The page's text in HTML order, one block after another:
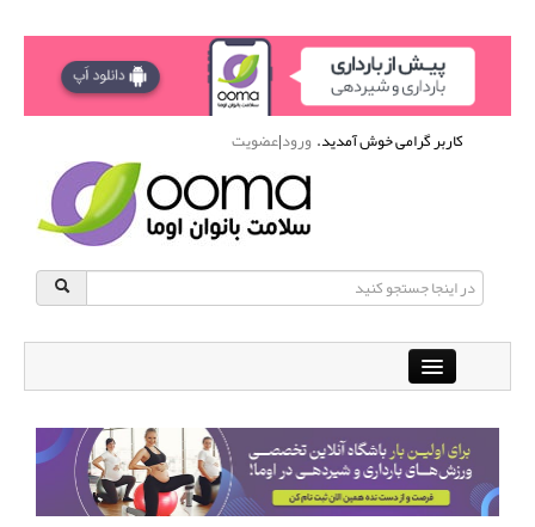
کاربر گرامی خوش آمدید.ورود|عضویت
باشگاه آنلاین ورزشی اوما
دانشنامه سلامت بانوان پرسش و پاسخ